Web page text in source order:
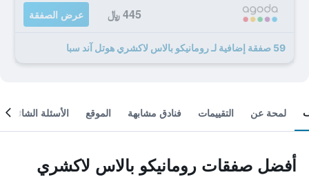
445 ﷼ عرض الصفقة
59 صفقة إضافية لـ رومانيكو بالاس لاكشري هوتل آند سبا
لمحة عن التقييمات فنادق مشابهة الموقع الأسئلة الشائعة
أفضل صفقات رومانيكو بالاس لاكشري